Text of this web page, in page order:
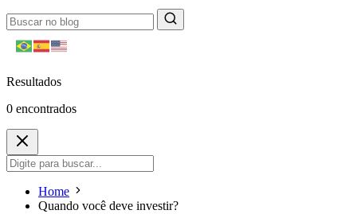
Resultados
0 encontrados
Home
Quando você deve investir?